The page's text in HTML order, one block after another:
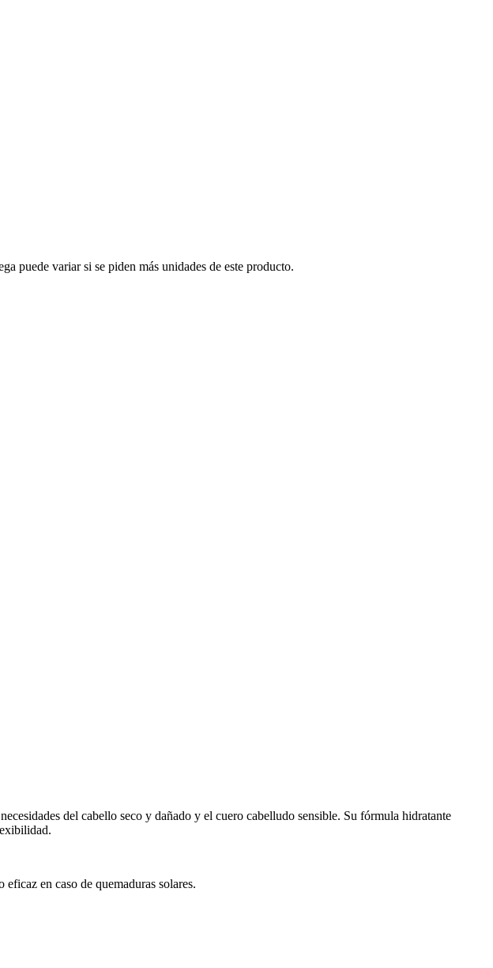
puede variar si se piden más unidades de este producto.
del cabello seco y dañado y el cuero cabelludo sensible. Su fórmula hidratante
en caso de quemaduras solares.